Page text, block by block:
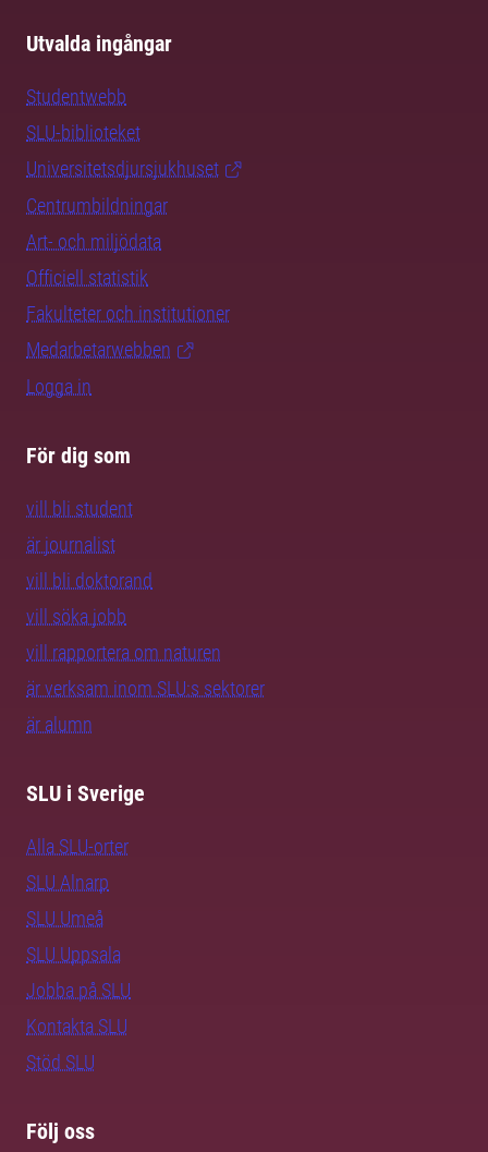
Utvalda ingångar
Studentwebb
SLU-biblioteket
Universitetsdjursjukhuset
Centrumbildningar
Art- och miljödata
Officiell statistik
Fakulteter och institutioner
Medarbetarwebben
Logga in
För dig som
vill bli student
är journalist
vill bli doktorand
vill söka jobb
vill rapportera om naturen
är verksam inom SLU:s sektorer
är alumn
SLU i Sverige
Alla SLU-orter
SLU Alnarp
SLU Umeå
SLU Uppsala
Jobba på SLU
Kontakta SLU
Stöd SLU
Följ oss